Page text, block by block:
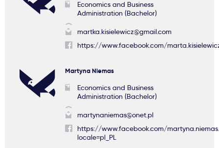
Economics and Business
Administration (Bachelor)
martka.kisielewicz@gmail.com
https://www.facebook.com/
Martyna Niemas
Economics and Business
Administration (Bachelor)
martynaniemas@onet.pl
https://www.facebook.com/
locale=pl_PL